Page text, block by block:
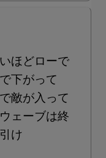
ほどローで
下がって
敵が入って
ェーブは終
け